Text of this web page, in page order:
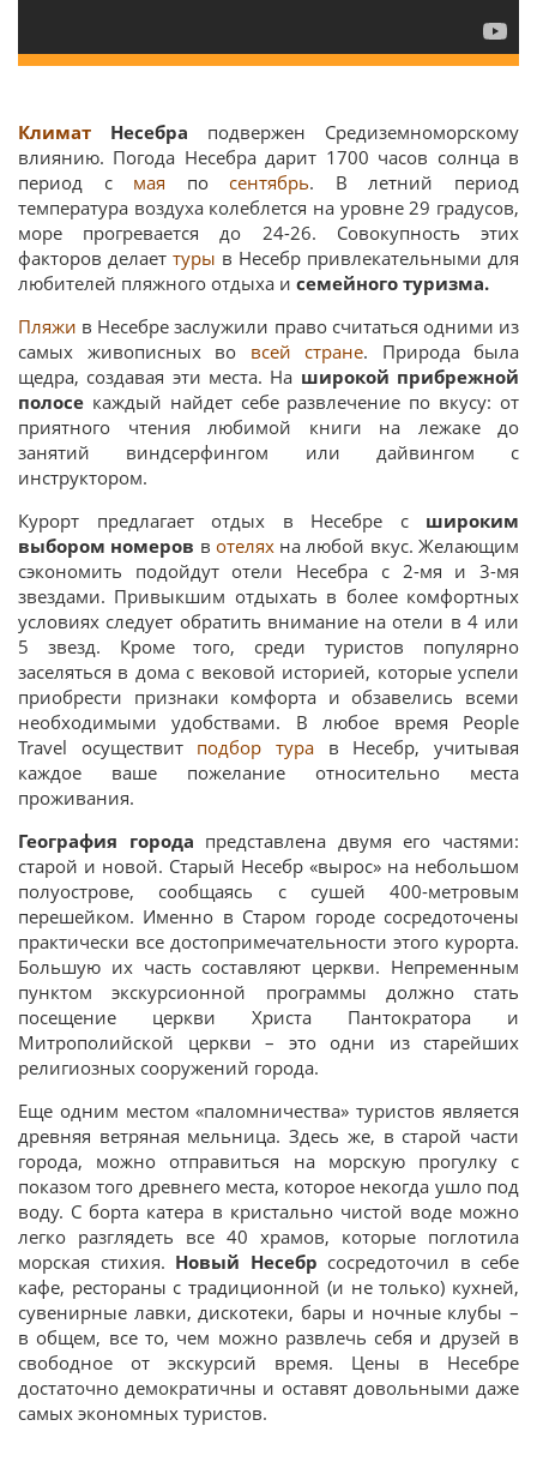
Климат Несебра подвержен Средиземноморскому
влиянию. Погода Несебра дарит 1700 часов солнца в
период с мая по сентябрь. В летний период
температура воздуха колеблется на уровне 29 градусов,
море прогревается до 24-26. Совокупность этих
факторов делает туры в Несебр привлекательными для
любителей пляжного отдыха и семейного туризма.
Пляжи в Несебре заслужили право считаться одними из
самых живописных во всей стране. Природа была
щедра, создавая эти места. На широкой прибрежной
полосе каждый найдет себе развлечение по вкусу: от
приятного чтения любимой книги на лежаке до
занятий виндсерфингом или дайвингом с
инструктором.
Курорт предлагает отдых в Несебре с широким
выбором номеров в отеляхна любой вкус. Желающим
сэкономить подойдут отели Несебра с 2-мя и 3-мя
звездами. Привыкшим отдыхать в более комфортных
условиях следует обратить внимание на отели в 4 или
5 звезд. Кроме того, среди туристов популярно
заселяться в дома с вековой историей, которые успели
приобрести признаки комфорта и обзавелись всеми
необходимыми удобствами. В любое время People
Travel осуществит подбор тура в Несебр, учитывая
каждое ваше пожелание относительно места
проживания.
География города представлена двумя его частями:
старой и новой. Старый Несебр «вырос» на небольшом
полуострове, сообщаясь с сушей 400-метровым
перешейком. Именно в Старом городе сосредоточены
практически все достопримечательности этого курорта.
Большую их часть составляют церкви. Непременным
пунктом экскурсионной программы должно стать
посещение церкви Христа Пантократора и
Митрополийской церкви – это одни из старейших
религиозных сооружений города.
Еще одним местом «паломничества» туристов является
древняя ветряная мельница. Здесь же, в старой части
города, можно отправиться на морскую прогулку с
показом того древнего места, которое некогда ушло под
воду. С борта катера в кристально чистой воде можно
легко разглядеть все 40 храмов, которые поглотила
морская стихия. Новый Несебр сосредоточил в себе
кафе, рестораны с традиционной (и не только) кухней,
сувенирные лавки, дискотеки, бары и ночные клубы –
в общем, все то, чем можно развлечь себя и друзей в
свободное от экскурсий время. Цены в Несебре
достаточно демократичны и оставят довольными даже
самых экономных туристов.